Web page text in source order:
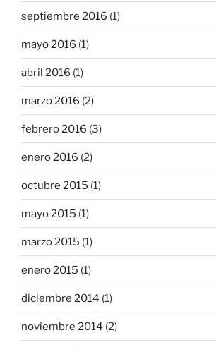
septiembre 2016 (1)
mayo 2016 (1)
abril 2016 (1)
marzo 2016 (2)
febrero 2016 (3)
enero 2016 (2)
octubre 2015 (1)
mayo 2015 (1)
marzo 2015 (1)
enero 2015 (1)
diciembre 2014 (1)
noviembre 2014 (2)